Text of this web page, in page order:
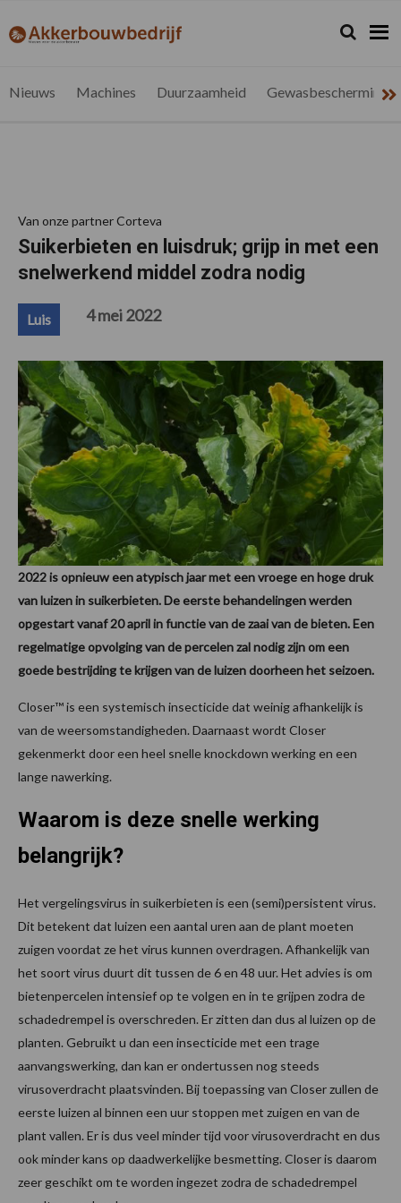
de
de
de
de
akkerbouwbedrijf.be
Nieuws
Zoeken...
Zoek
Nieuws Machines Duurzaamheid Gewasbescherming
Van onze partner Corteva
Suikerbieten en luisdruk; grijp in met een
snelwerkend middel zodra nodig
Luis 4 mei 2022
2022 is opnieuw een atypisch jaar met een vroege en hoge druk
van luizen in suikerbieten. De eerste behandelingen werden
opgestart vanaf 20 april in functie van de zaai van de bieten. Een
regelmatige opvolging van de percelen zal nodig zijn om een
goede bestrijding te krijgen van de luizen doorheen het seizoen.
Closer™ is een systemisch insecticide dat weinig afhankelijk is
van de weersomstandigheden. Daarnaast wordt Closer
gekenmerkt door een heel snelle knockdown werking en een
lange nawerking.
Waarom is deze snelle werking
belangrijk?
Het vergelingsvirus in suikerbieten is een (semi)persistent virus.
Dit betekent dat luizen een aantal uren aan de plant moeten
zuigen voordat ze het virus kunnen overdragen. Afhankelijk van
het soort virus duurt dit tussen de 6 en 48 uur. Het advies is om
bietenpercelen intensief op te volgen en in te grijpen zodra de
schadedrempel is overschreden. Er zitten dan dus al luizen op de
planten. Gebruikt u dan een insecticide met een trage
aanvangswerking, dan kan er ondertussen nog steeds
virusoverdracht plaatsvinden. Bij toepassing van Closer zullen de
eerste luizen al binnen een uur stoppen met zuigen en van de
plant vallen. Er is dus veel minder tijd voor virusoverdracht en dus
ook minder kans op daadwerkelijke besmetting. Closer is daarom
zeer geschikt om te worden ingezet zodra de schadedrempel